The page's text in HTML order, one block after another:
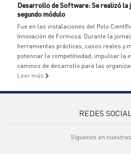
Desarrollo de Software: Se realizó la
segundo módulo
Fue en las instalaciones del Polo
Innovación de Formosa. Durante la
herramientas prácticas, casos reales y
potenciar la competitividad, impulsar la
caminos de desarrollo para las
Leer más
REDES
Síguenos en